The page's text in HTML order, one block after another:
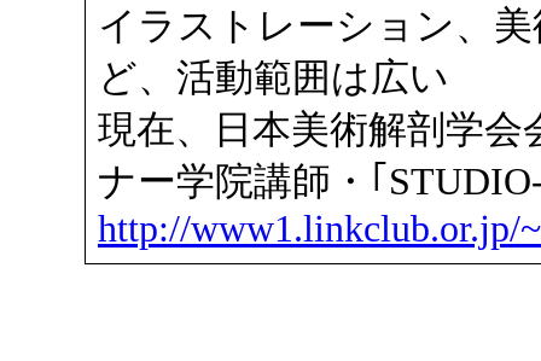
イラストレーション、
ど、活動範囲は広い
現在、日本美術解剖学会
ナー学院講師・｢
http://www1.linkclub.or.jp/